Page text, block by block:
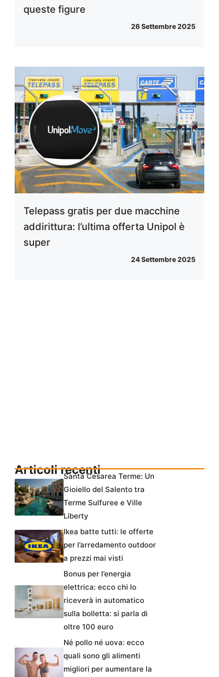
queste figure
26 Settembre 2025
Telepass gratis per due macchine
addirittura: l’ultima offerta Unipol è
super
24 Settembre 2025
Articoli recentiSanta Cesarea Terme: Un
Gioiello del Salento tra
Terme Sulfuree e Ville
Liberty
Ikea batte tutti: le offerte
per l’arredamento outdoor
a prezzi mai visti
Bonus per l’energia
elettrica: ecco chi lo
riceverà in automatico
sulla bolletta: si parla di
oltre 100 euro
Né pollo né uova: ecco
quali sono gli alimenti
migliori per aumentare la